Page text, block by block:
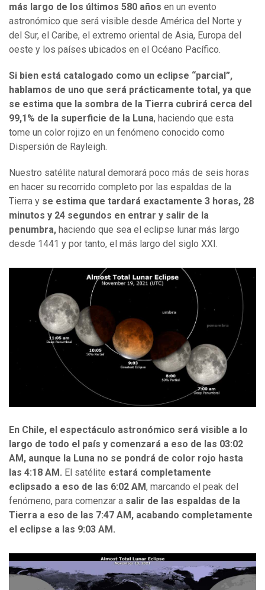
más largo de los últimos 580 años en un evento
astronómico que será visible desde América del Norte y
del Sur, el Caribe, el extremo oriental de Asia, Europa del
oeste y los países ubicados en el Océano Pacífico.
Si bien está catalogado como un eclipse “parcial”,
hablamos de uno que será prácticamente total, ya que
se estima que la sombra de la Tierra cubrirá cerca del
99,1% de la superficie de la Luna, haciendo que esta
tome un color rojizo en un fenómeno conocido como
Dispersión de Rayleigh.
Nuestro satélite natural demorará poco más de seis horas
en hacer su recorrido completo por las espaldas de la
Tierra y se estima que tardará exactamente 3 horas, 28
minutos y 24 segundos en entrar y salir de la
penumbra, haciendo que sea el eclipse lunar más largo
desde 1441 y por tanto, el más largo del siglo XXI.
En Chile, el espectáculo astronómico será visible a lo
largo de todo el país y comenzará a eso de las 03:02
AM, aunque la Luna no se pondrá de color rojo hasta
las 4:18 AM. El satélite estará completamente
eclipsado a eso de las 6:02 AM, marcando el peak del
fenómeno, para comenzar a salir de las espaldas de la
Tierra a eso de las 7:47 AM, acabando completamente
el eclipse a las 9:03 AM.